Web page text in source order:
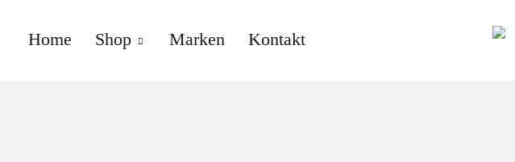
Home Shop Marken Kontakt